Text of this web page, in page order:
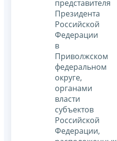
представителя
Президента
Российской
Федерации
в
Приволжском
федеральном
округе,
органами
власти
субъектов
Российской
Федерации,